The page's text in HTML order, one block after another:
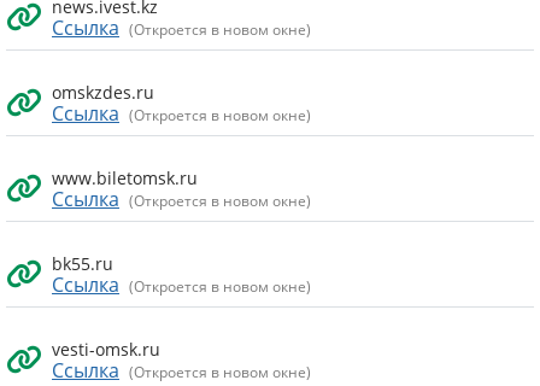
news.ivest.kz
Ссылка (Откроется в новом окне)
omskzdes.ru
Ссылка (Откроется в новом окне)
www.biletomsk.ru
Ссылка (Откроется в новом окне)
bk55.ru
Ссылка (Откроется в новом окне)
vesti-omsk.ru
Ссылка (Откроется в новом окне)